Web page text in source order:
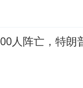
人阵亡，特朗